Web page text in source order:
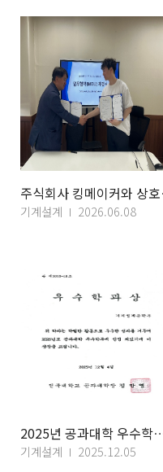
주
기계설계 2026.06.08
2025년 공과대학
기계설계 2025.12.05